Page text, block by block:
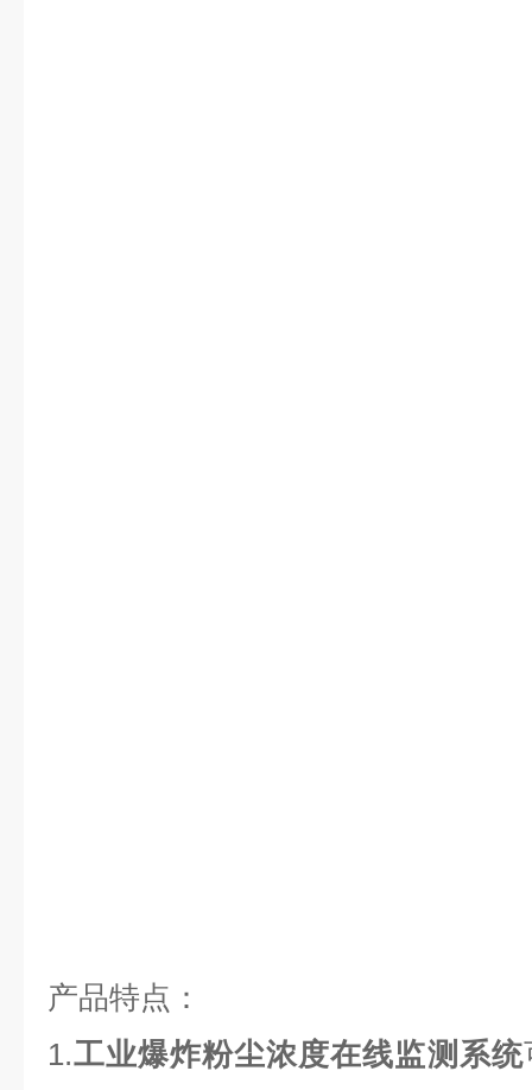
产品特点：
1.工业爆炸粉尘浓度在线监测系统